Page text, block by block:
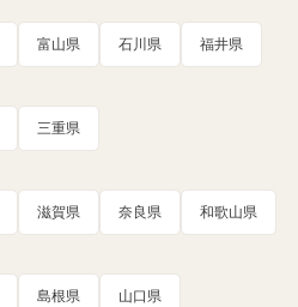
富山県 石川県 福井県
三重県
滋賀県 奈良県 和歌山県
島根県 山口県